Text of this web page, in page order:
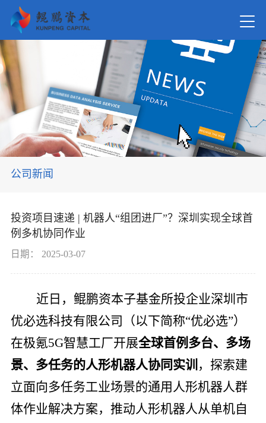
关于我
新闻资
党的建
联系我
公司新闻
投资项目速递 | 机器人“组团进厂”？深圳实现全球首
例多机协同作业
日期： 2025-03-07
近日，鲲鹏资本子基金所投企业深圳市
优必选科技有限公司（以下简称“优必选”）
在极氪5G智慧工厂开展全球首例多台、多场
景、多任务的人形机器人协同实训 ，探索建
立面向多任务工业场景的通用人形机器人群
体作业解决方案，推动人形机器人从单机自